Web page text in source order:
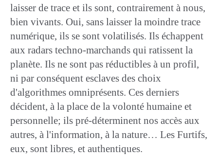
laisser de trace et ils sont, contrairement à nous,
bien vivants. Oui, sans laisser la moindre trace
numérique, ils se sont volatilisés. Ils échappent
aux radars techno-marchands qui ratissent la
planète. Ils ne sont pas réductibles à un profil,
ni par conséquent esclaves des choix
d'algorithmes omniprésents. Ces derniers
décident, à la place de la volonté humaine et
personnelle; ils pré-déterminent nos accès aux
autres, à l'information, à la nature… Les Furtifs,
eux, sont libres, et authentiques.